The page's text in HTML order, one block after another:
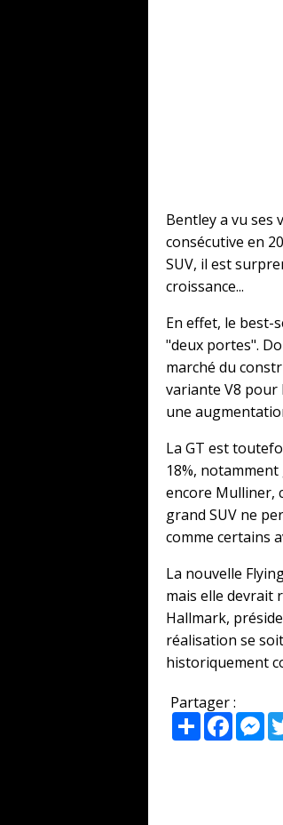
Bentley a vu ses
consécutive en
SUV, il est
croissance...
En effet, le best-
"deux portes".
marché du
variante V8 pour
une
La GT est
18%,
encore Mulliner,
grand SUV ne
comme certains
La nouvelle
mais elle devrait
Hallmark,
réalisation se
historiquement
Partager :
Partager